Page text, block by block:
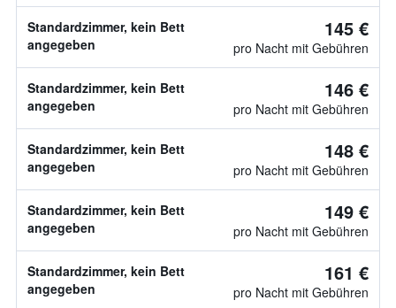
Standardzimmer, kein Bett
angegeben
145 €
pro Nacht mit Gebühren
Standardzimmer, kein Bett
angegeben
146 €
pro Nacht mit Gebühren
Standardzimmer, kein Bett
angegeben
148 €
pro Nacht mit Gebühren
Standardzimmer, kein Bett
angegeben
149 €
pro Nacht mit Gebühren
Standardzimmer, kein Bett
angegeben
161 €
pro Nacht mit Gebühren